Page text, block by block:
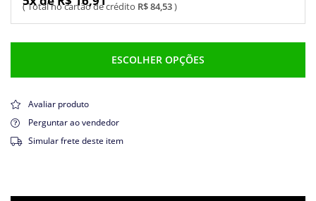
R$ 84,53
ESCOLHER OPÇÕES
Avaliar produto
Perguntar ao vendedor
Simular frete deste item